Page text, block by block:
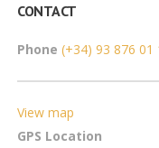
CONTACT
Phone (+34) 93 876 01
View map
GPS Location